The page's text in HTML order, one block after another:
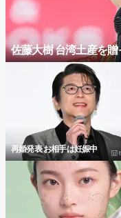
佐藤大樹 台湾土産を
再婚発表 お相手は妊娠中